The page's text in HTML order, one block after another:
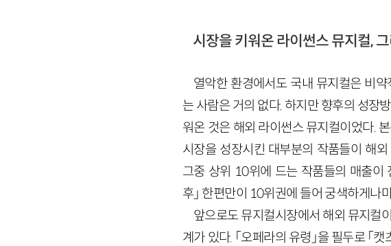
시장을 키워온 라이썬스 뮤지컬,
열악한 환경에서도 국내 뮤지컬은 비
는 사람은 거의 없다. 하지만 향후의 성장
워온 것은 해외 라이썬스 뮤지컬이었다.
시장을 성장시킨 대부분의 작품들이 해
그중 상위 10위에 드는 작품들의 매출이
후」 한편만이 10위권에 들어 궁색하게나
앞으로도 뮤지컬시장에서 해외 뮤지컬
계가 있다. 「오페라의 유령」을 필두로 「캣